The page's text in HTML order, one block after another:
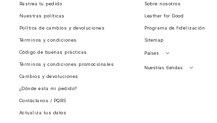
Rastrea tu pedido
Nuestras políticas
Política de cambios y devoluciones
Términos y condiciones
Código de buenas prácticas
Términos y condiciones promocionales
Cambios y devoluciones
¿Dónde esta mi pedido?
Contáctanos / PQRS
Actualiza tus datos
Sobre nosotros
Leather for Good
Programa de fidelización
Sitemap
Países
Perú
Nuestras tiendas